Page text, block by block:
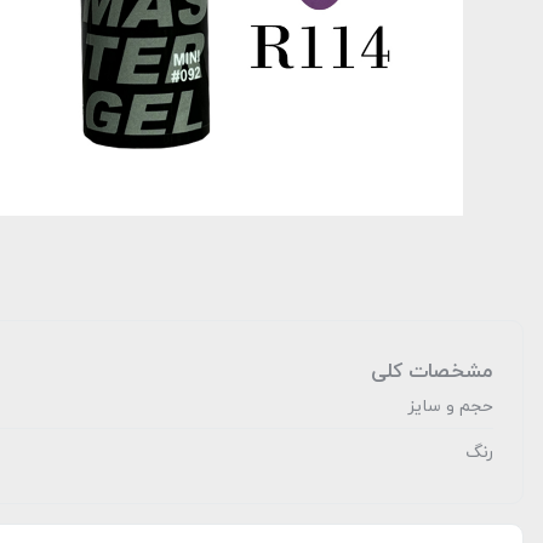
مشخصات کلی
حجم و سایز
رنگ